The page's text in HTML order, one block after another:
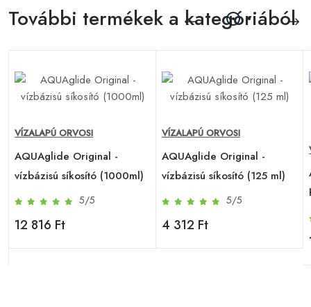
További termékek a kategóriából
VÍZALAPÚ ORVOSI
AQUAglide Original -
vízbázisú síkosító (1000ml)
5/5
12 816 Ft
VÍZALAPÚ ORVOSI
AQUAglide Original -
vízbázisú síkosító (125 ml)
5/5
4 312 Ft